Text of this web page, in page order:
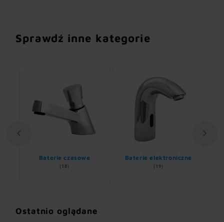
Sprawdź inne kategorie
Baterie czasowe
(18)
Baterie elektroniczne
(19)
Ostatnio oglądane